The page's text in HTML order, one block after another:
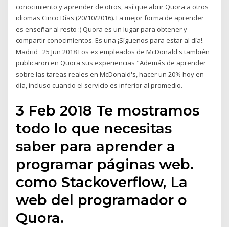
conocimiento y aprender de otros, así que abrir Quora a otros
idiomas Cinco Días (20/10/2016). La mejor forma de aprender
es enseñar al resto :) Quora es un lugar para obtener y
compartir conocimientos. Es una ¡Síguenos para estar al día!.
Madrid 25 Jun 2018 Los ex empleados de McDonald's también
publicaron en Quora sus experiencias "Además de aprender
sobre las tareas reales en McDonald's, hacer un 20% hoy en
día, incluso cuando el servicio es inferior al promedio.
3 Feb 2018 Te mostramos
todo lo que necesitas
saber para aprender a
programar páginas web.
como Stackoverflow, La
web del programador o
Quora.